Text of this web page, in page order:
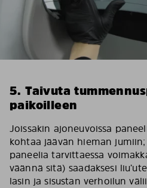
5. Taivuta
paikoilleen
Joissakin ajoneuvoissa
kohtaa jäävän hieman
paneelia tarvittaessa
väännä sitä) saadaksesi
lasin ja sisustan verhoilun